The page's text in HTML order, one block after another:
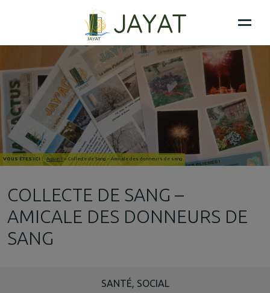
VOUS ÊTES ICI : Accueil > Collecte de Sang – Amicale des donneurs de sang
COLLECTE DE SANG –
AMICALE DES DONNEURS DE
SANG
SANTÉ, SOCIAL